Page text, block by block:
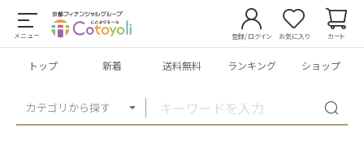
メニュー
カテゴリから探す
登録/ログイン お気に入り カート
トップ 新着 送料無料 ランキング ショップ